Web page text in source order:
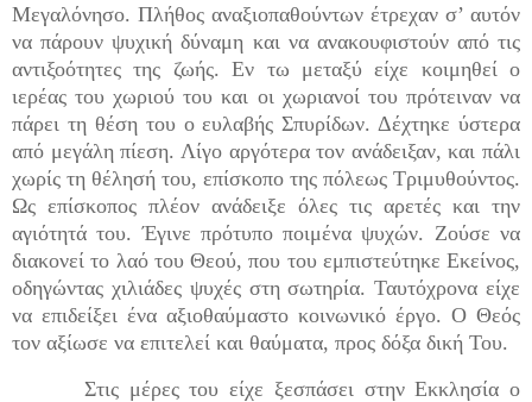
Μεγαλόνησο. Πλήθος αναξιοπαθούντων έτρεχαν σ’ αυτόν
να πάρουν ψυχική δύναμη και να ανακουφιστούν από τις
αντιξοότητες της ζωής. Εν τω μεταξύ είχε κοιμηθεί ο
ιερέας του χωριού του και οι χωριανοί του πρότειναν να
πάρει τη θέση του ο ευλαβής Σπυρίδων. Δέχτηκε ύστερα
από μεγάλη πίεση. Λίγο αργότερα τον ανάδειξαν, και πάλι
χωρίς τη θέλησή του, επίσκοπο της πόλεως Τριμυθούντος.
Ως επίσκοπος πλέον ανάδειξε όλες τις αρετές και την
αγιότητά του. Έγινε πρότυπο ποιμένα ψυχών. Ζούσε να
διακονεί το λαό του Θεού, που του εμπιστεύτηκε Εκείνος,
οδηγώντας χιλιάδες ψυχές στη σωτηρία. Ταυτόχρονα είχε
να επιδείξει ένα αξιοθαύμαστο κοινωνικό έργο. Ο Θεός
τον αξίωσε να επιτελεί και θαύματα, προς δόξα δική Του.
Στις μέρες του είχε ξεσπάσει στην Εκκλησία ο